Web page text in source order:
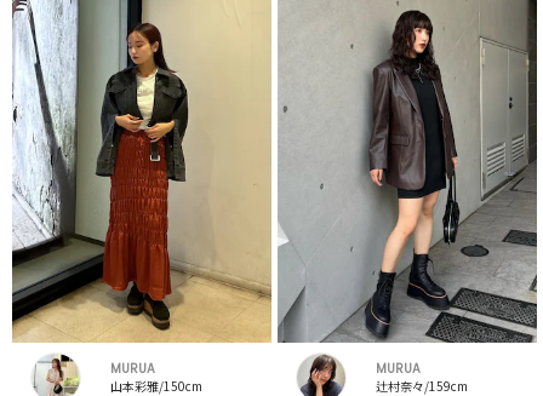
MURUA
山本彩雅/150cm
MURUA
辻村奈々/159cm